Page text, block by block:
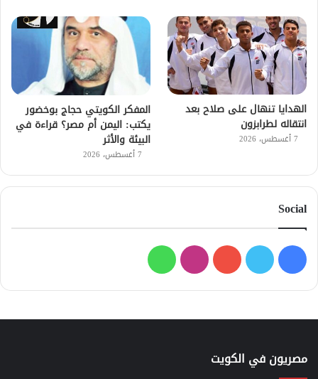
الهدايا تنهال على صلاح بعد
انتقاله لطرابزون
7 أغسطس، 2026
المفكر الكويتي حجاج بوخضور
يكتب: اليمن أم مصر؟ قراءة في
البيئة والأثر
7 أغسطس، 2026
Social
فيسبوك
تويتر يوتيوبانستقرامواتساب
مصريون في الكويت